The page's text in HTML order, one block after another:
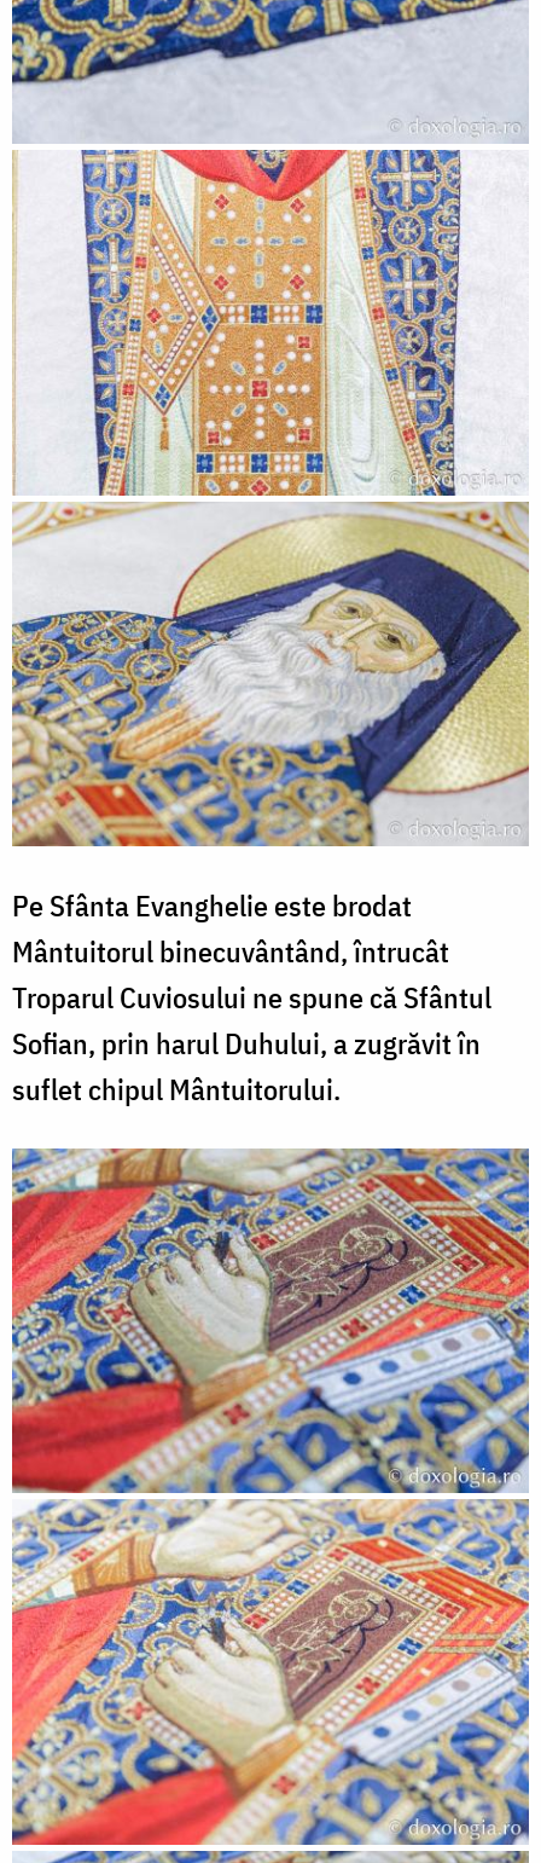
Pe Sfânta Evanghelie este brodat
Mântuitorul binecuvântând, întrucât
Troparul Cuviosului ne spune că Sfântul
Sofian, prin harul Duhului, a zugrăvit în
suflet chipul Mântuitorului.